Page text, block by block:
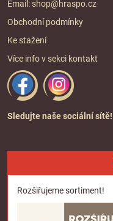
Email: shop@hraspo.cz
Obchodní podmínky
Ke stažení
Více info v sekci kontakt
Sledujte naše sociální sítě!
Rozšiřujeme sortiment!